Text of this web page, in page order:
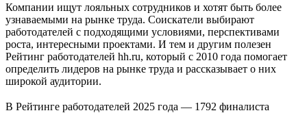
Компании ищут лояльных сотрудников и хотят быть более
узнаваемыми на рынке труда. Соискатели выбирают
работодателей с подходящими условиями, перспективами
роста, интересными проектами. И тем и другим полезен
Рейтинг работодателей hh.ru, который с 2010 года помогает
определить лидеров на рынке труда и рассказывает о них
широкой аудитории.
В Рейтинге работодателей 2025 года — 1792 финалиста